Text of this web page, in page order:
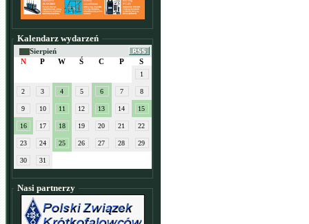
Kalendarz wydarzeń
Sierpień
N
P W Ś C P S
1
2 3 4 5 6 7 8
9 10 11 12 13 14 15
16 17 18 19 20 21 22
23 24 25 26 27 28 29
30 31
Nasi partnerzy